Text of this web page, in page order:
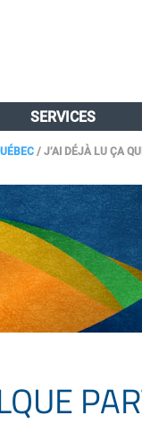
SERVICES
/J’AI DÉJÀ LU ÇA